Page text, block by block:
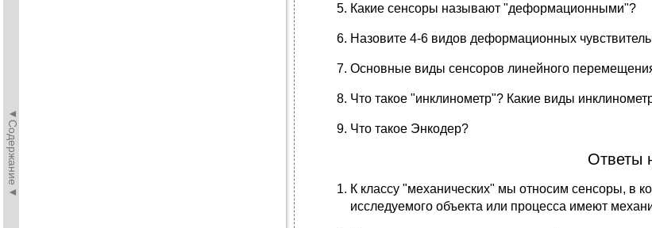
◄Содержание◄
Какие сенсоры называют "деформационными"?
Назовите 4-6 видов деформационных
Основные виды сенсоров линейного
Что такое "инклинометр"? Какие виды
Что такое Энкодер?
Ответы
К классу "механических" мы относим сенсоры, в
исследуемого объекта или процесса имеют